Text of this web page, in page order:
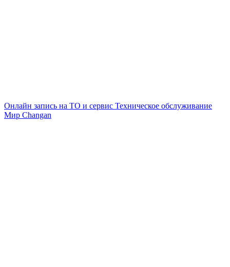
Онлайн запись на ТО и сервис Техническое обслуживание
Мир Changan